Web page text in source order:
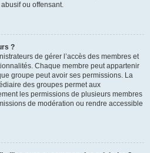
ou offensant.
?
de gérer l’accès des membres et
Chaque membre peut appartenir
groupe peut avoir ses permissions. La
des groupes permet aux
les permissions de plusieurs membres
de modération ou rendre accessible